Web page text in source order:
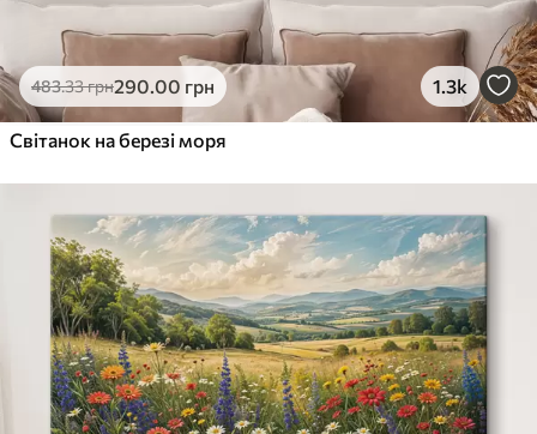
483.33грн290.00 грн 1.3k
Світанок на березі моря